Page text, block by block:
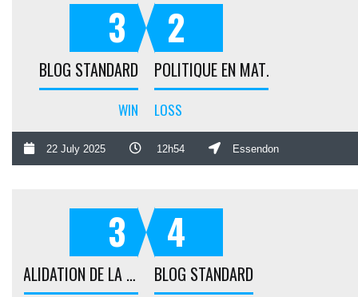
3
BLOG STANDARD
WIN
2
POLITIQUE EN MATIÈRE DE REMBOURSEMENTS ET DE RETOURS
LOSS
22 July 2025 12h54 Essendon
3
VALIDATION DE LA COMMANDE
4
BLOG STANDARD